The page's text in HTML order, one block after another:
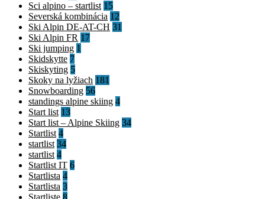
Sci alpino – startlist 15
Severská kombinácia 12
Ski Alpin DE-AT-CH 31
Ski Alpin FR 17
Ski jumping 1
Skidskytte 7
Skiskyting 5
Skoky na lyžiach 181
Snowboarding 56
standings alpine skiing 4
Start list 13
Start list – Alpine Skiing 34
Startlist 4
startlist 34
startlist 4
Startlist IT 6
Startlista 4
Startlista 3